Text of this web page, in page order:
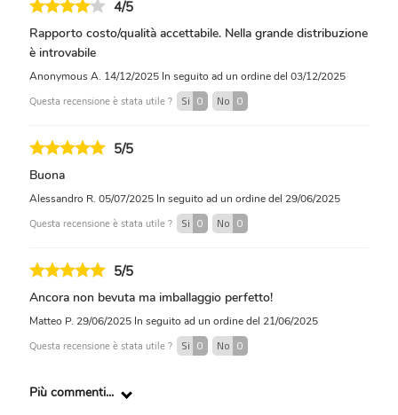
4/5
Rapporto costo/qualità accettabile. Nella grande distribuzione
è introvabile
Anonymous A. 14/12/2025 In seguito ad un ordine del 03/12/2025
Questa recensione è stata utile ? Si 0 No 0
5/5
Buona
Alessandro R. 05/07/2025 In seguito ad un ordine del 29/06/2025
Questa recensione è stata utile ? Si 0 No 0
5/5
Ancora non bevuta ma imballaggio perfetto!
Matteo P. 29/06/2025 In seguito ad un ordine del 21/06/2025
Questa recensione è stata utile ? Si 0 No 0
Più commenti...